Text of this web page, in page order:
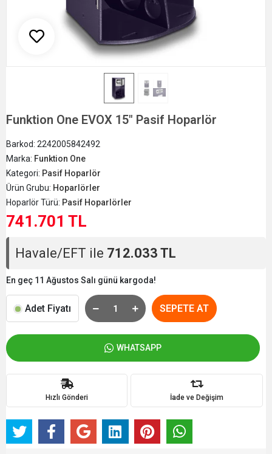
Funktion One EVOX 15" Pasif Hoparlör
Barkod: 2242005842492
Marka: Funktion One
Kategori: Pasif Hoparlör
Ürün Grubu: Hoparlörler
Hoparlör Türü: Pasif Hoparlörler
741.701 TL
Havale/EFT ile 712.033 TL
En geç 11 Ağustos Salı günü kargoda!
Adet Fiyatı SEPETE AT
WHATSAPP
Hızlı Gönderi İade ve Değişim